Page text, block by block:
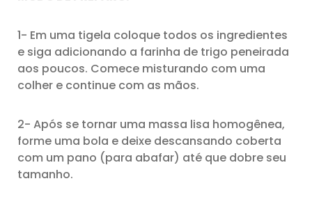
1- Em uma tigela coloque todos os ingredientes
e siga adicionando a farinha de trigo peneirada
aos poucos. Comece misturando com uma
colher e continue com as mãos.
2- Após se tornar uma massa lisa homogênea,
forme uma bola e deixe descansando coberta
com um pano (para abafar) até que dobre seu
tamanho.